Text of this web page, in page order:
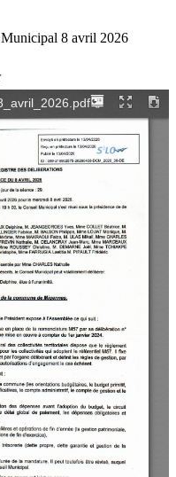
8 avril 2026